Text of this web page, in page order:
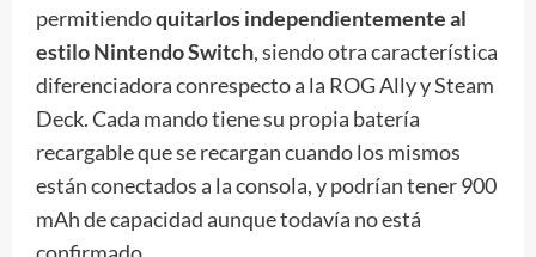
permitiendoquitarlos independientemente al
estilo Nintendo Switch, siendo otra característica
diferenciadora conrespecto a la ROG Ally y Steam
Deck. Cada mando tiene su propia batería
recargable que se recargan cuando los mismos
están conectados a la consola, y podrían tener 900
mAh de capacidad aunque todavía no está